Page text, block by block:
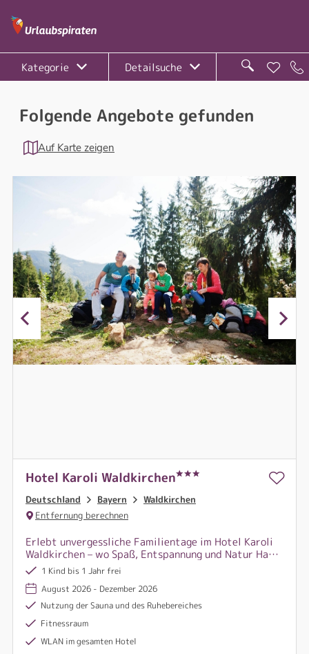
Kategorie Detailsuche
Folgende Angebote gefunden
Auf Karte zeigen
Hotel Karoli Waldkirchen
Deutschland Bayern
Waldkirchen
Entfernung berechnen
Erlebt unvergessliche Familientage im Hotel Karoli
Waldkirchen – wo Spaß, Entspannung und Natur Hand
in Hand gehen und jedes Lächeln zählt!
1 Kind bis 1 Jahr frei
August 2026 - Dezember 2026
Nutzung der Sauna und des Ruhebereiches
Fitnessraum
WLAN im gesamten Hotel